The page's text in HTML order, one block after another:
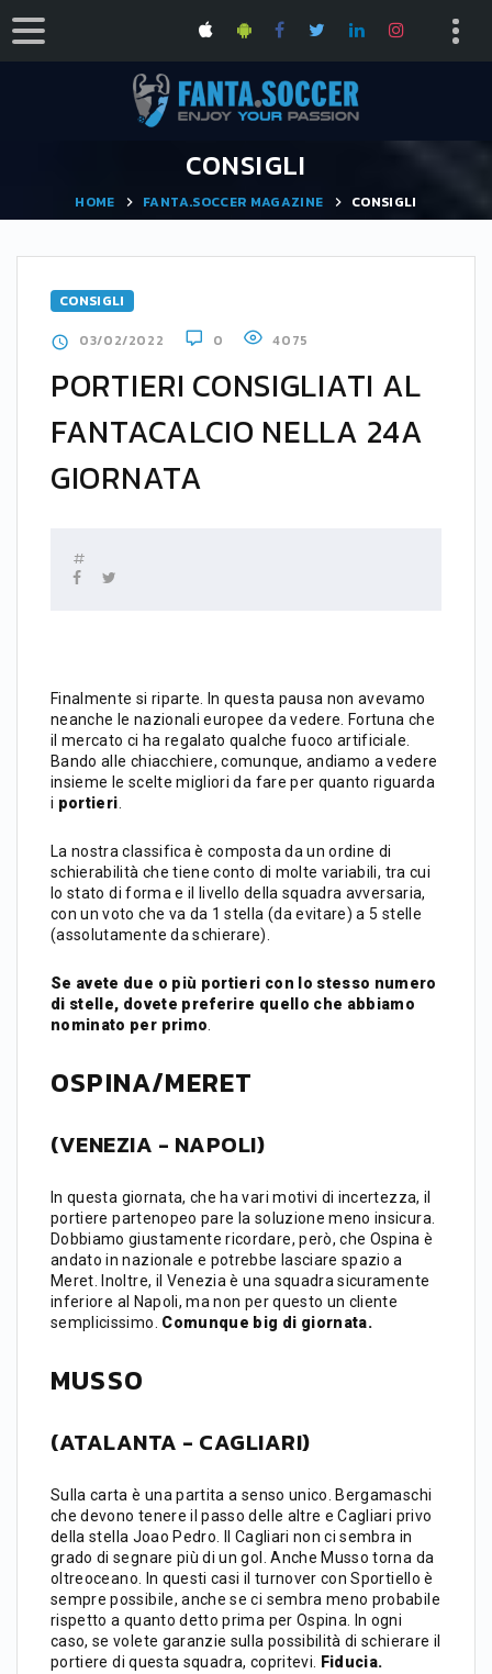
CONSIGLI
HOME FANTA.SOCCER MAGAZINE CONSIGLI
CONSIGLI
03/02/2022
0 4075
PORTIERI CONSIGLIATI AL
FANTACALCIO NELLA 24A
GIORNATA
Finalmente si riparte. In questa pausa non avevamo
neanche le nazionali europee da vedere. Fortuna che
il mercato ci ha regalato qualche fuoco artificiale.
Bando alle chiacchiere, comunque, andiamo a vedere
insieme le scelte migliori da fare per quanto riguarda
i portieri
La nostra classifica è composta da un ordine di
schierabilità che tiene conto di molte variabili, tra cui
lo stato di forma e il livello della squadra avversaria,
con un voto che va da 1 stella (da evitare) a 5 stelle
(assolutamente da schierare).
Se avete due o più portieri con lo stesso numero
di stelle, dovete preferire quello che abbiamo
nominato per primo
OSPINA/MERET
(VENEZIA - NAPOLI)
In questa giornata, che ha vari motivi di incertezza, il
portiere partenopeo pare la soluzione meno insicura.
Dobbiamo giustamente ricordare, però, che Ospina è
andato in nazionale e potrebbe lasciare spazio a
Meret. Inoltre, il Venezia è una squadra sicuramente
inferiore al Napoli, ma non per questo un cliente
semplicissimo. Comunque big di giornata.
MUSSO
(ATALANTA - CAGLIARI)
Sulla carta è una partita a senso unico. Bergamaschi
che devono tenere il passo delle altre e Cagliari privo
della stella Joao Pedro. Il Cagliari non ci sembra in
grado di segnare più di un gol. Anche Musso torna da
oltreoceano. In questi casi il turnover con Sportiello è
sempre possibile, anche se ci sembra meno probabile
rispetto a quanto detto prima per Ospina. In ogni
caso, se volete garanzie sulla possibilità di schierare il
portiere di questa squadra, copritevi. Fiducia.